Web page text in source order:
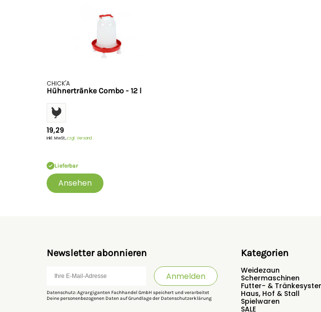
CHICK'A
Hühnertränke Combo - 12 l
19,29
Inkl. MwSt.,zzgl. Versand
Lieferbar
Ansehen
Newsletter abonnieren
Anmelden
Datenschutz: Agrargiganten Fachhandel GmbH speichert und verarbeitet
Deine personenbezogenen Daten auf Grundlage der Datenschutzerklärung
Kategorien
Weidezaun
Schermaschinen
Futter- &
Haus, Hof & Stall
Spielwaren
SALE